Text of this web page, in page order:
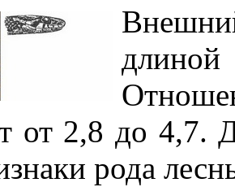
от 2,8 до 4,7.
рода